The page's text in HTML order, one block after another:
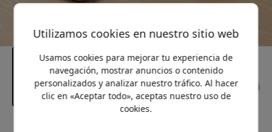
Utilizamos cookies en nuestro sitio web
Usamos cookies para mejorar tu experiencia de
navegación, mostrar anuncios o contenido
personalizados y analizar nuestro tráfico. Al hacer
clic en «Aceptar todo», aceptas nuestro uso de
cookies.